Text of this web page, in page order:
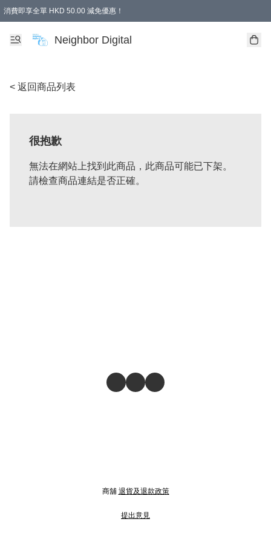
消費即享全單 HKD 50.00 減免優惠！
Neighbor Digital
< 返回商品列表
很抱歉
無法在網站上找到此商品，此商品可能已下架。
請檢查商品連結是否正確。
商舖 退貨及退款政策
提出意見